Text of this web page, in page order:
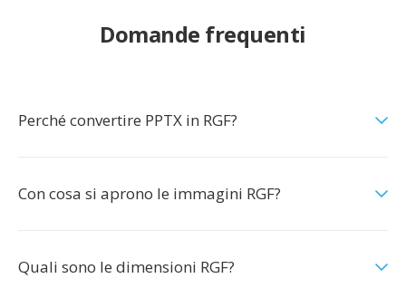
Domande frequenti
Perché convertire PPTX in RGF?
Con cosa si aprono le immagini RGF?
Quali sono le dimensioni RGF?